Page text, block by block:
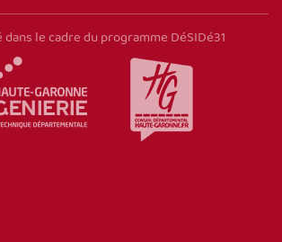
le cadre du programme DéSIDé31